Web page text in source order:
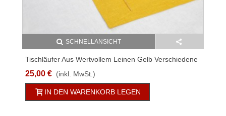
SCHNELLANSICHT
Tischläufer Aus Wertvollem Leinen Gelb Verschiedene
Größen
25,00 € (inkl. MwSt.)
IN DEN WARENKORB LEGEN